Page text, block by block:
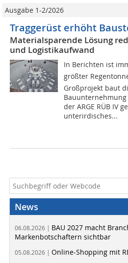
Ausgabe 1-2/2026
Traggerüst erhöht
Materialsparende Lösung
und Logistikaufwand
In Berichten ist
größter
Großprojekt baut
Bauunternehmung
der ARGE RÜB IV
unterirdisches...
News
06.08.2026 | BAU 2027 macht
Markenbotschaftern sichtbar
05.08.2026 | Online-Shopping mit